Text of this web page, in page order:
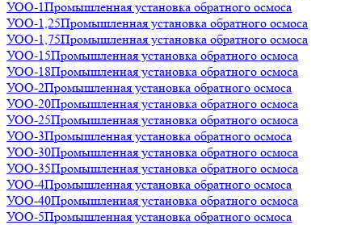
УОО-1Промышленная установка обратного осмоса
УОО-1,25Промышленная установка обратного осмоса
УОО-1,75Промышленная установка обратного осмоса
УОО-15Промышленная установка обратного осмоса
УОО-18Промышленная установка обратного осмоса
УОО-2Промышленная установка обратного осмоса
УОО-20Промышленная установка обратного осмоса
УОО-25Промышленная установка обратного осмоса
УОО-3Промышленная установка обратного осмоса
УОО-30Промышленная установка обратного осмоса
УОО-35Промышленная установка обратного осмоса
УОО-4Промышленная установка обратного осмоса
УОО-40Промышленная установка обратного осмоса
УОО-5Промышленная установка обратного осмоса